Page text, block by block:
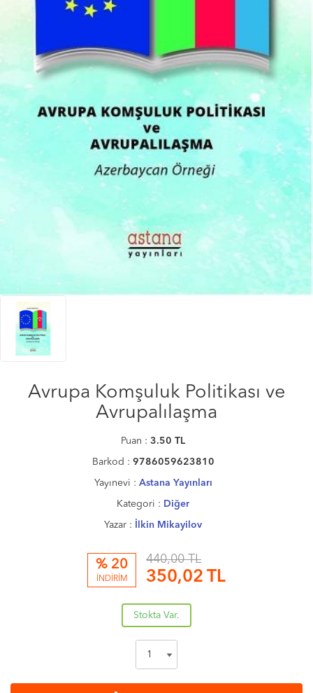
Avrupa Komşuluk Politikası ve
Avrupalılaşma
Puan : 3.50 TL
Barkod : 9786059623810
Yayınevi : Astana Yayınları
Kategori : Diğer
Yazar : İlkin Mikayilov
% 20
İNDİRİM
440,00 TL
350,02 TL
Stokta Var.